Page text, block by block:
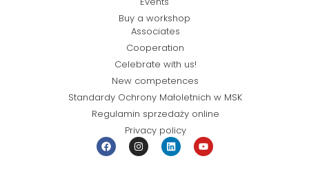
Buy a workshop
Associates
Cooperation
Celebrate with us!
New competences
Standardy Ochrony Małoletnich w MSK
Regulamin sprzedaży online
Privacy policy